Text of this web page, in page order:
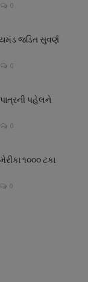
0
જડિત સુવર્ણ
0
પહેલને
0
૧૦૦૦ ટકા
0